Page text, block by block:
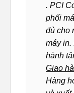
. PCI
phối
đủ cho
máy in.
hành
Giao
Hàng